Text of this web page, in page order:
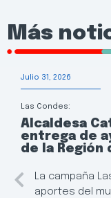
Más
Julio 31, 2026
Las Condes:
Alcaldesa
entrega de
de la Región
La campaña
aportes del